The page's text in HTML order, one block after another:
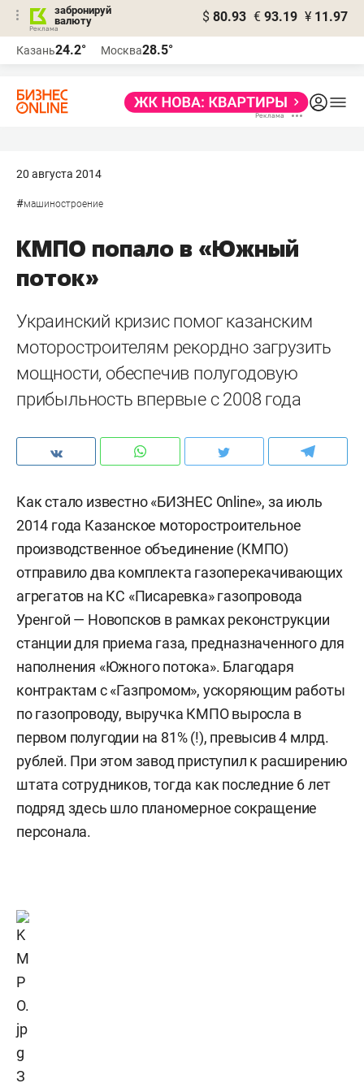
забронируй
валюту
$ 80.93 € 93.19 ¥ 11.97
Казань24.2° Москва28.5°
20 августа 2014
#машиностроение
КМПО попало в «Южный
поток»
Украинский кризис помог казанским
моторостроителям рекордно загрузить
мощности, обеспечив полугодовую
прибыльность впервые с 2008 года
Как стало известно «БИЗНЕС Online», за июль
2014 года Казанское моторостроительное
производственное объединение (КМПО)
отправило два комплекта газоперекачивающих
агрегатов на КС «Писаревка» газопровода
Уренгой — Новопсков в рамках реконструкции
станции для приема газа, предназначенного для
наполнения «Южного потока». Благодаря
контрактам с «Газпромом», ускоряющим работы
по газопроводу, выручка КМПО выросла в
первом полугодии на 81% (!), превысив 4 млрд.
рублей. При этом завод приступил к расширению
штата сотрудников, тогда как последние 6 лет
подряд здесь шло планомерное сокращение
персонала.
З